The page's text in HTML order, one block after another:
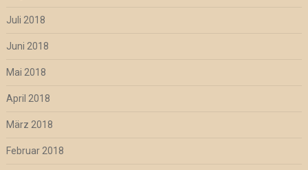
Juli 2018
Juni 2018
Mai 2018
April 2018
März 2018
Februar 2018